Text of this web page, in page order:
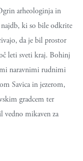
arheologinja in
najdb, ki so bile odkrite
da je bil prostor
leti sveti kraj. Bohinj
naravnimi rudnimi
Savica in jezerom,
gradcem ter
vedno mikaven za